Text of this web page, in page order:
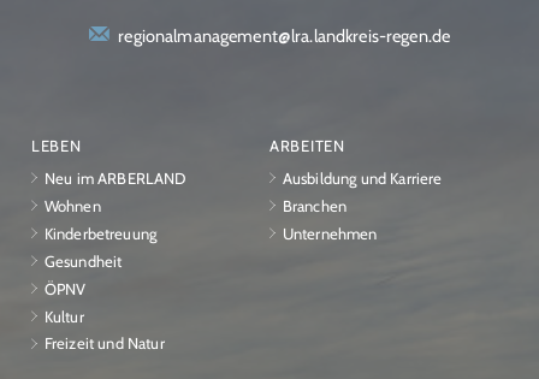
regionalmanagement@lra.landkreis-regen.de
LEBEN
Neu im ARBERLAND
Wohnen
Kinderbetreuung
Gesundheit
ÖPNV
Kultur
Freizeit und Natur
ARBEITEN
Ausbildung und Karriere
Branchen
Unternehmen